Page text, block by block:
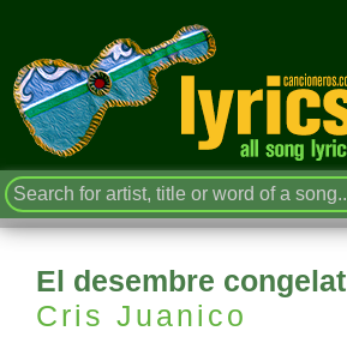
El desembre congelat
Cris Juanico